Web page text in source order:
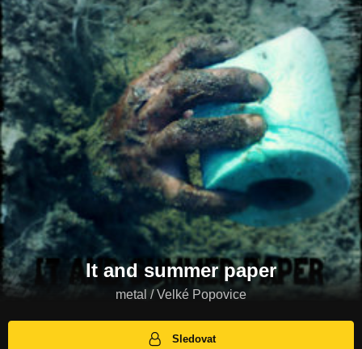
It and summer paper
metal / Velké Popovice
Sledovat